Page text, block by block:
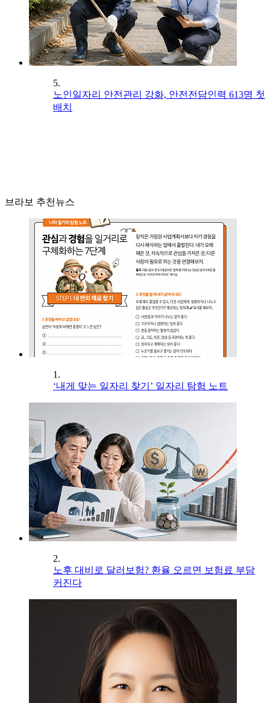
5.
노인일자리 안전관리 강화, 안전전담인력 613명 첫
배치
브라보 추천뉴스
1.
‘내게 맞는 일자리 찾기’ 일자리 탐험 노트
2.
노후 대비로 달러보험? 환율 오르면 보험료 부담
커진다